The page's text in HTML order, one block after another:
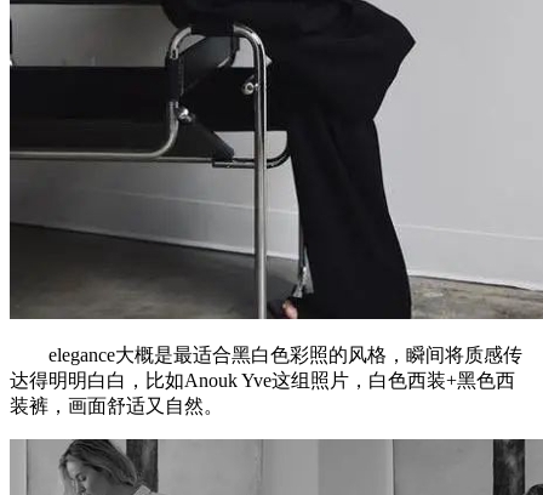
elegance大概是最适合黑白色彩照的风格，瞬间将质感传
达得明明白白，比如Anouk Yve这组照片，白色西装+黑色西
装裤，画面舒适又自然。